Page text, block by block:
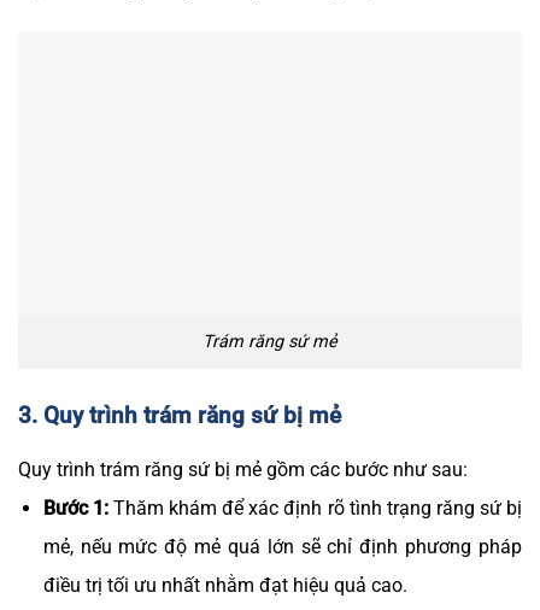
Trám răng sứ mẻ
3. Quy trình trám răng sứ bị mẻ
Quy trình trám răng sứ bị mẻ gồm các bước như sau:
Bước 1:Thăm khám để xác định rõ tình trạng răng sứ bị
mẻ, nếu mức độ mẻ quá lớn sẽ chỉ định phương pháp
điều trị tối ưu nhất nhằm đạt hiệu quả cao.